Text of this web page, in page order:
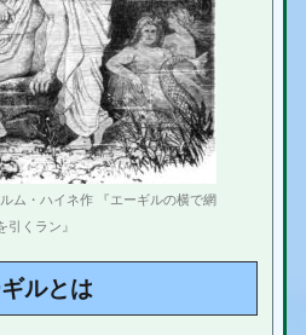
ム・ハイネ作 『エーギルの横で網
引くラン』
ルとは